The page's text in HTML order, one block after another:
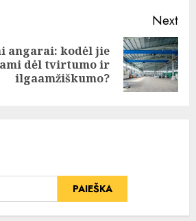
Next
angarai: kodėl jie
dėl tvirtumo ir
ilgaamžiškumo?
PAIEŠKA